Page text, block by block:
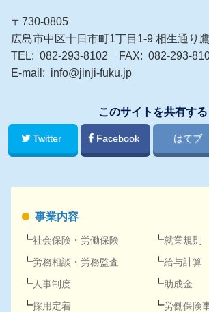
〒730-0805
広島市中区十日市町1丁目1-9 相生通り
TEL
082-293-8102 FAX
082-293-
E-mail
info@jinji-fuku.jp
このサイトを共有する
Twitter Facebook はてブ
事業内容
社会保険 ・ 労働保険
労務相談・ 労務監査
人事制度
採用定着
就業規則
給与計算
助成金
労働保険